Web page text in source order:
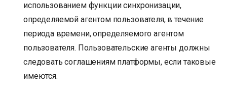
использованием функции синхронизации,
определяемой агентом пользователя, в течение
периода времени, определяемого агентом
пользователя. Пользовательские агенты должны
следовать соглашениям платформы, если таковые
имеются.